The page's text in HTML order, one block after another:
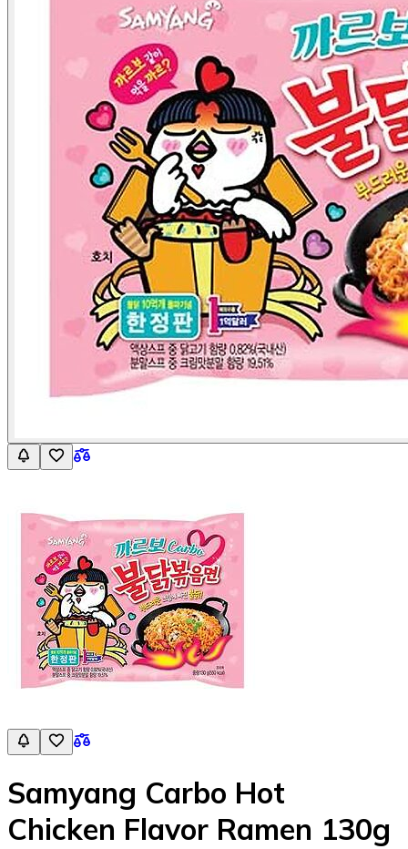
Samyang Carbo Hot
Chicken Flavor Ramen 130g